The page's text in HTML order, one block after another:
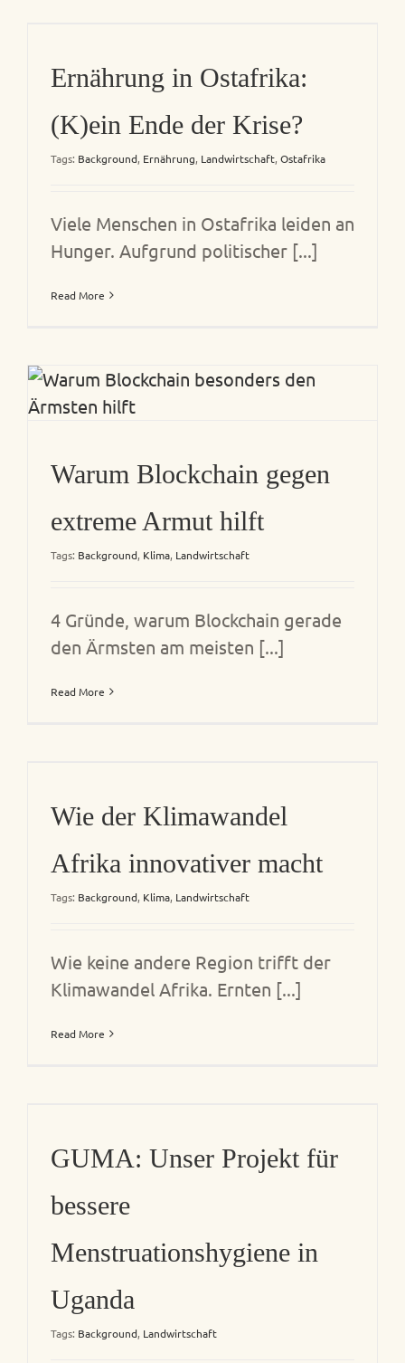
Ernährung in Ostafrika:
(K)ein Ende der Krise?
Tags: Background, Ernährung, Landwirtschaft, Ostafrika
Viele Menschen in Ostafrika leiden an
Hunger. Aufgrund politischer [...]
Read More
Warum Blockchain gegen
extreme Armut hilft
Tags: Background, Klima, Landwirtschaft
4 Gründe, warum Blockchain gerade
den Ärmsten am meisten [...]
Read More
Wie der Klimawandel
Afrika innovativer macht
Tags: Background, Klima, Landwirtschaft
Wie keine andere Region trifft der
Klimawandel Afrika. Ernten [...]
Read More
GUMA: Unser Projekt für
bessere
Menstruationshygiene in
Uganda
Tags: Background, Landwirtschaft